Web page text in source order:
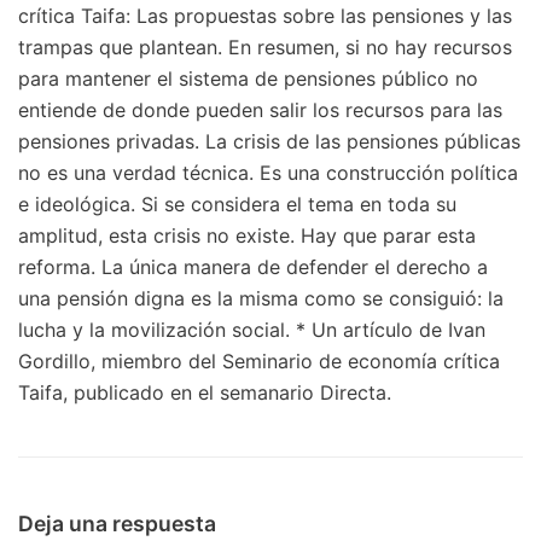
crítica Taifa: Las propuestas sobre las pensiones y las
trampas que plantean. En resumen, si no hay recursos
para mantener el sistema de pensiones público no
entiende de donde pueden salir los recursos para las
pensiones privadas. La crisis de las pensiones públicas
no es una verdad técnica. Es una construcción política
e ideológica. Si se considera el tema en toda su
amplitud, esta crisis no existe. Hay que parar esta
reforma. La única manera de defender el derecho a
una pensión digna es la misma como se consiguió: la
lucha y la movilización social. * Un artículo de Ivan
Gordillo, miembro del Seminario de economía crítica
Taifa, publicado en el semanario Directa.
Deja una respuesta